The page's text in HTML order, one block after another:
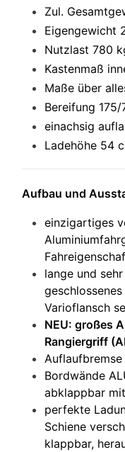
Zul.
Eigengewicht
Nutzlast 780
Kastenmaß
Maße über
Bereifung 175/
einachsig
Ladehöhe 54
Aufbau und
einzigartiges
lange und
Varioflansch
NEU: großes
Rangiergriff
Bordwände
abklappbar
perfekte
Schiene
klappbar,